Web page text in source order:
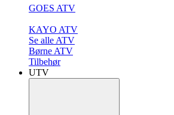
GOES ATV
KAYO ATV
Se alle ATV
Børne ATV
Tilbehør
UTV